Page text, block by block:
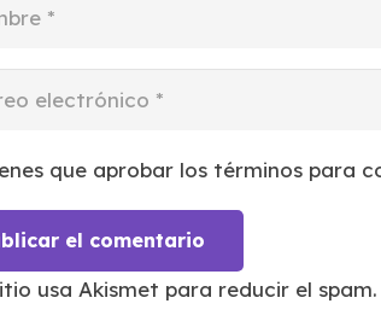
que aprobar los términos para
el comentario
usa Akismet para reducir el spam.